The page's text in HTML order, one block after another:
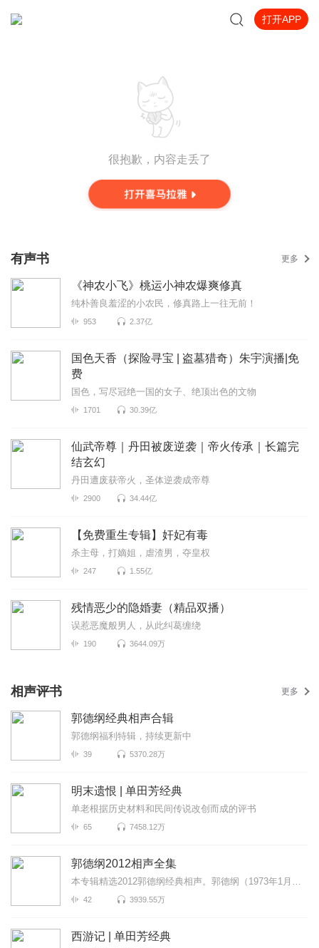
打开APP
很抱歉，内容走丢了
有声书 更多
《神农小飞》桃运小神农爆爽修真
纯朴善良羞涩的小农民，修真路上一往无前！
953 2.37亿
国色天香（探险寻宝 | 盗墓猎奇）朱宇演播|免
费
国色，写尽冠绝一国的女子、绝顶出色的文物
1701 30.39亿
仙武帝尊｜丹田被废逆袭｜帝火传承｜长篇完
结玄幻
丹田遭废获帝火，圣体逆袭成帝尊
2900 34.44亿
【免费重生专辑】奸妃有毒
杀主母，打嫡姐，虐渣男，夺皇权
247 1.55亿
残情恶少的隐婚妻（精品双播）
误惹恶魔般男人，从此纠葛缠绕
190 3644.09万
相声评书 更多
郭德纲经典相声合辑
郭德纲福利特辑，持续更新中
39 5370.28万
明末遗恨 | 单田芳经典
单老根据历史材料和民间传说改创而成的评书
65 7458.12万
郭德纲2012相声全集
本专辑精选2012郭德纲经典相声。郭德纲（1973年1月18日－），相声演员、中国天津人，亦为电视演员及电视...
42 3939.55万
西游记 | 单田芳经典